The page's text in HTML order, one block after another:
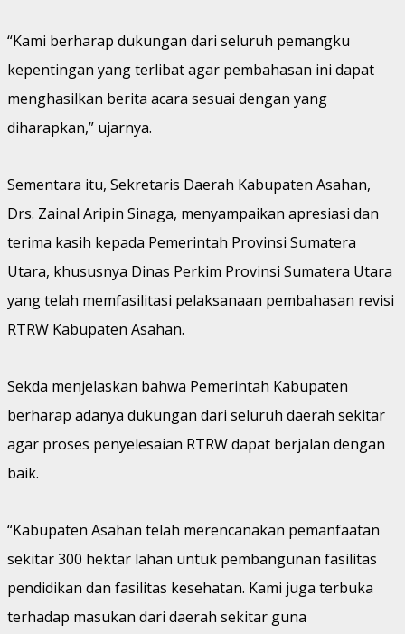
“Kami berharap dukungan dari seluruh pemangku
kepentingan yang terlibat agar pembahasan ini dapat
menghasilkan berita acara sesuai dengan yang
diharapkan,” ujarnya.
Sementara itu, Sekretaris Daerah Kabupaten Asahan,
Drs. Zainal Aripin Sinaga, menyampaikan apresiasi dan
terima kasih kepada Pemerintah Provinsi Sumatera
Utara, khususnya Dinas Perkim Provinsi Sumatera Utara
yang telah memfasilitasi pelaksanaan pembahasan revisi
RTRW Kabupaten Asahan.
Sekda menjelaskan bahwa Pemerintah Kabupaten
berharap adanya dukungan dari seluruh daerah sekitar
agar proses penyelesaian RTRW dapat berjalan dengan
baik.
“Kabupaten Asahan telah merencanakan pemanfaatan
sekitar 300 hektar lahan untuk pembangunan fasilitas
pendidikan dan fasilitas kesehatan. Kami juga terbuka
terhadap masukan dari daerah sekitar guna